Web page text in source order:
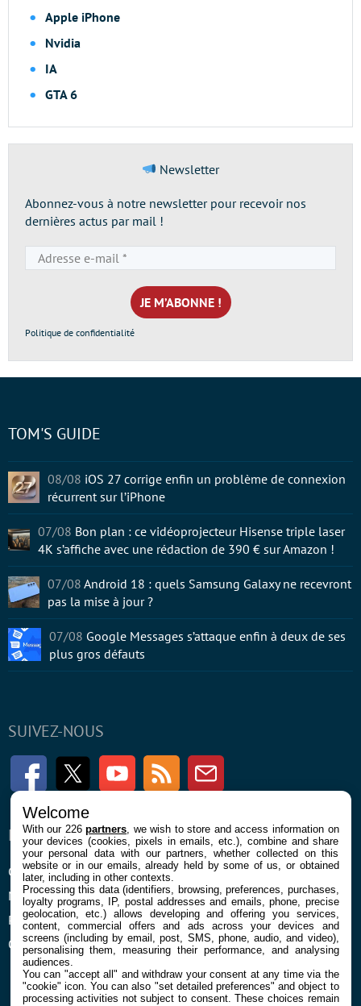
Apple iPhone
Nvidia
IA
GTA 6
Newsletter
Abonnez-vous à notre newsletter pour recevoir nos
dernières actus par mail !
e-
mail
*
Politique de confidentialité
SUIVEZ-NOUS
FacebookTwitter Youtube RSS Newsletter
ENTREPRISE
Confidentialité et Cookies
Mentions légales et CGU
Préférences Cookies
Qui sommes nous
À PROPOS
Contact
TOM'S GUIDE
08/08 iOS 27 corrige enfin un problème de connexion
récurrent sur l’iPhone
07/08 Bon plan : ce vidéoprojecteur Hisense triple laser
4K s’affiche avec une rédaction de 390 € sur Amazon !
07/08 Android 18 : quels Samsung Galaxy ne recevront
pas la mise à jour ?
07/08 Google Messages s’attaque enfin à deux de ses
plus gros défauts
Welcome
With our 226partners , we wish to store and access information on
your devices (cookies, pixels in emails, etc.), combine and share
your personal data with our partners, whether collected on this
website or in our emails, already held by some of us, or obtained
later, including in other contexts.
Processing this data (identifiers, browsing, preferences, purchases,
loyalty programs, IP, postal addresses and emails, phone, precise
geolocation, etc.) allows developing and offering you services,
content, commercial offers and ads across your devices and
screens (including by email, post, SMS, phone, audio, and video),
personalising them, measuring their performance, and analysing
audiences.
You can "accept all" and withdraw your consent at any time via the
"cookie" icon. You can also "set detailed preferences" and object to
processing activities not subject to consent. These choices remain